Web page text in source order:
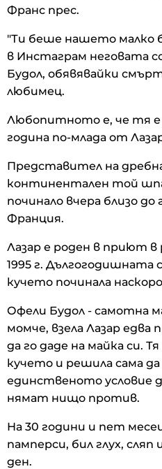
Франс прес.
"Ти беше нашето малко
в Инстаграм неговата
Будол, обявявайки
любимец.
Любопитното е, че тя е
година по-млада от
Представител на
континентален той
починало вчера близо
Франция.
Лазар е роден в приют в
1995 г. Дългогодишната
кучето починала
Офели Будол - самотна
момче, взела Лазар едва
да го даде на майка си.
кучето и решила сама да
единственото условие
нямат нищо против.
На 30 години и пет
памперси, бил глух,
ден.